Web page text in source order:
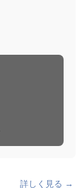
詳しく見る →